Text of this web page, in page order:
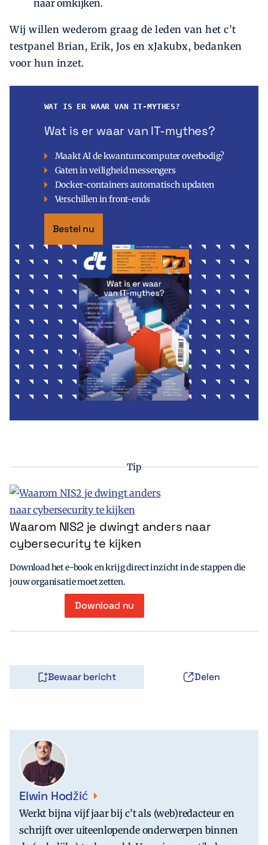
naar omkijken.
Wij willen wederom graag de leden van het c’t
testpanel Brian, Erik, Jos en xJakubx, bedanken
voor hun inzet.
WAT IS ER WAAR VAN IT-MYTHES?
Wat is er waar van IT-mythes?
Maakt AI de kwantumcomputer overbodig?
Gaten in veiligheid messengers
Docker-containers automatisch updaten
Verschillen in front-ends
Bestel nu
Tip
Waarom NIS2 je dwingt anders naar
cybersecurity te kijken
Download het e-book en krijg direct inzicht in de stappen die
jouw organisatie moet zetten.
Download nu
Bewaar bericht Delen
Elwin Hodžić
Werkt bijna vijf jaar bij c’t als (web)redacteur en
schrijft over uiteenlopende onderwerpen binnen